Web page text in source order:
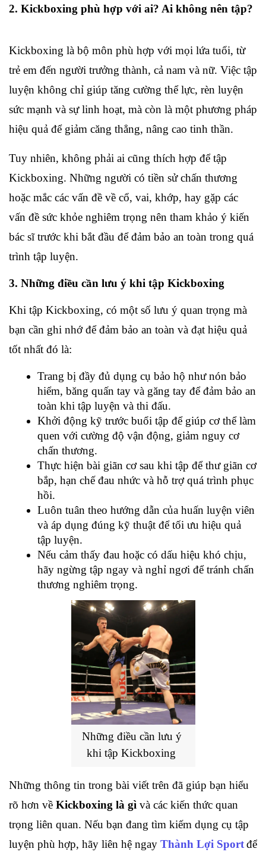
2. Kickboxing phù hợp với ai? Ai không nên tập?
Kickboxing là bộ môn phù hợp với mọi lứa tuổi, từ
trẻ em đến người trưởng thành, cả nam và nữ. Việc tập
luyện không chỉ giúp tăng cường thể lực, rèn luyện
sức mạnh và sự linh hoạt, mà còn là một phương pháp
hiệu quả để giảm căng thẳng, nâng cao tinh thần.
Tuy nhiên, không phải ai cũng thích hợp để tập
Kickboxing. Những người có tiền sử chấn thương
hoặc mắc các vấn đề về cổ, vai, khớp, hay gặp các
vấn đề sức khỏe nghiêm trọng nên tham khảo ý kiến
bác sĩ trước khi bắt đầu để đảm bảo an toàn trong quá
trình tập luyện.
3. Những điều cần lưu ý khi tập Kickboxing
Khi tập Kickboxing, có một số lưu ý quan trọng mà
bạn cần ghi nhớ để đảm bảo an toàn và đạt hiệu quả
tốt nhất đó là:
Trang bị đầy đủ dụng cụ bảo hộ như nón bảo
hiểm, băng quấn tay và găng tay để đảm bảo an
toàn khi tập luyện và thi đấu.
Khởi động kỹ trước buổi tập để giúp cơ thể làm
quen với cường độ vận động, giảm nguy cơ
chấn thương.
Thực hiện bài giãn cơ sau khi tập để thư giãn cơ
bắp, hạn chế đau nhức và hỗ trợ quá trình phục
hồi.
Luôn tuân theo hướng dẫn của huấn luyện viên
và áp dụng đúng kỹ thuật để tối ưu hiệu quả
tập luyện.
Nếu cảm thấy đau hoặc có dấu hiệu khó chịu,
hãy ngừng tập ngay và nghỉ ngơi để tránh chấn
thương nghiêm trọng.
Những điều cần lưu ý
khi tập Kickboxing
Những thông tin trong bài viết trên đã giúp bạn hiểu
rõ hơn về Kickboxing là gì và các kiến thức quan
trọng liên quan. Nếu bạn đang tìm kiếm dụng cụ tập
luyện phù hợp, hãy liên hệ ngay Thành Lợi Sportđể